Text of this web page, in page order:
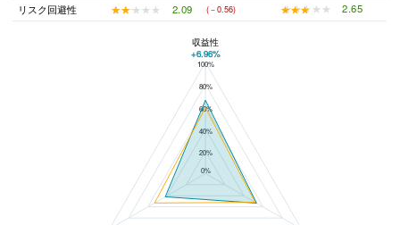
リスク回避性
★★★★★
★★★★★ 2.09 (－0.56) ★★★★★
★★★★★ 2.65
吉中ハイツと戸越銀座駅の平均値の総合評価の比較
100%
80%
60%
40%
20%
0%
収益性
+6.96%